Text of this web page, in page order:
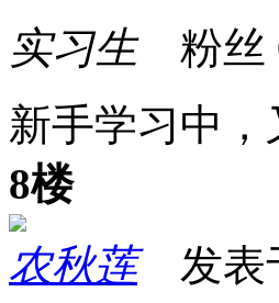
实习生粉丝
新手学习中，
8楼
农秋莲发表